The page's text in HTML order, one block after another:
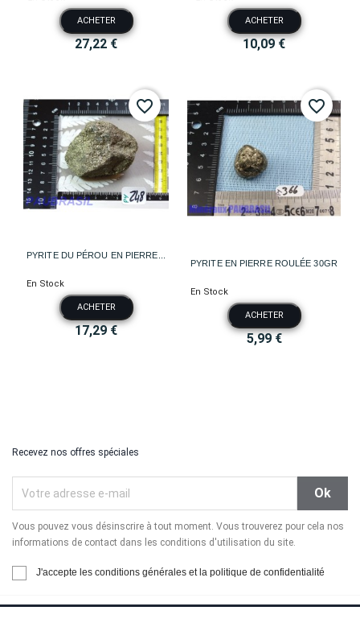
ACHETER
27,22 €
ACHETER
10,09 €
PYRITE DU PÉROU EN PIERRE...
En Stock
ACHETER
17,29 €
favorite_border
PYRITE EN PIERRE ROULÉE 30GR
En Stock
ACHETER
5,99 €
favorite_border
Recevez nos offres spéciales
Vous pouvez vous désinscrire à tout moment. Vous trouverez pour cela nos
informations de contact dans les conditions d'utilisation du site.
J'accepte les conditions générales et la politique de confidentialité